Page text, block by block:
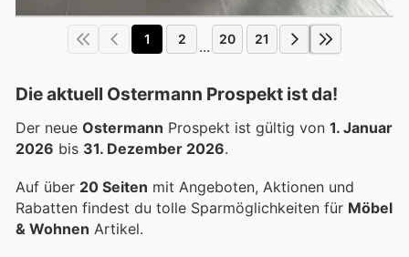
1 2 ... 20 21
Die aktuell Ostermann Prospekt ist da!
Der neue Ostermann Prospekt ist gültig von 1. Januar
2026 bis 31. Dezember 2026.
Auf über 20 Seiten mit Angeboten, Aktionen und
Rabatten findest du tolle Sparmöglichkeiten für Möbel
& Wohnen Artikel.